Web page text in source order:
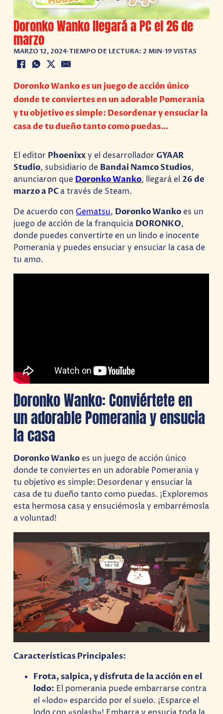
Doronko Wanko llegará a PC el 26 de
marzo
MARZO 12, 2024•TIEMPO DE LECTURA: 2 MIN•19 VISTAS
Doronko Wanko es un juego de acción único
donde te conviertes en un adorable Pomerania
y tu objetivo es simple: Desordenar y ensuciar la
casa de tu dueño tanto como puedas…
El editor Phoenixxy el desarrolladorGYAAR
Studio, subsidiario de Bandai Namco Studios,
anunciaron queDoronko Wanko, llegará el26 de
marzo a PCa través de Steam.
De acuerdo con Gematsu, Doronko Wankoes un
juego de acción de la franquicia DORONKO,
donde puedes convertirte en un lindo e inocente
Pomerania y puedes ensuciar y ensuciar la casa de
tu amo.
Doronko Wanko: Conviértete en
un adorable Pomerania y ensucia
la casa
Doronko Wankoes un juego de acción único
donde te conviertes en un adorable Pomerania y
tu objetivo es simple: Desordenar y ensuciar la
casa de tu dueño tanto como puedas. ¡Exploremos
esta hermosa casa y ensuciémosla y embarrémosla
a voluntad!
Características Principales:
Frota, salpica, y disfruta de la acción en el
lodo: El pomerania puede embarrarse contra
el «lodo» esparcido por el suelo. ¡Esparce el